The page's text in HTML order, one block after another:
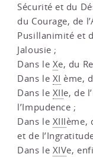
Sécurité et du
du Courage, de
Pusillanimité et
Jalousie ;
Dans le Xe, du
Dans le XI ème,
Dans le XIIe, de
l’Impudence ;
Dans le XIIIème,
et de
Dans le XIVe,